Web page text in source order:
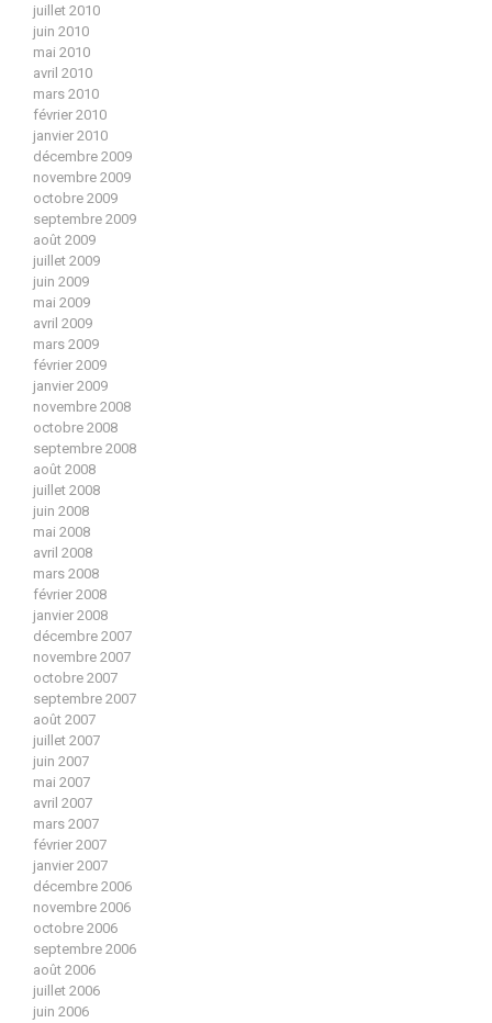
juillet 2010
juin 2010
mai 2010
avril 2010
mars 2010
février 2010
janvier 2010
décembre 2009
novembre 2009
octobre 2009
septembre 2009
août 2009
juillet 2009
juin 2009
mai 2009
avril 2009
mars 2009
février 2009
janvier 2009
novembre 2008
octobre 2008
septembre 2008
août 2008
juillet 2008
juin 2008
mai 2008
avril 2008
mars 2008
février 2008
janvier 2008
décembre 2007
novembre 2007
octobre 2007
septembre 2007
août 2007
juillet 2007
juin 2007
mai 2007
avril 2007
mars 2007
février 2007
janvier 2007
décembre 2006
novembre 2006
octobre 2006
septembre 2006
août 2006
juillet 2006
juin 2006